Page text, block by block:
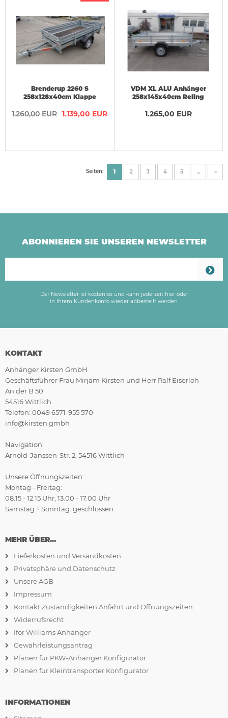
Brenderup 2260 S
258x128x40cm Klappe
1.260,00 EUR 1.139,00 EUR
VDM XL ALU Anhänger
258x145x40cm Reling
1.265,00 EUR
Seiten: 1 2 3 4 5 ... »
ABONNIEREN SIE UNSEREN NEWSLETTER
Der Newsletter ist kostenlos und kann jederzeit hier oder
in Ihrem Kundenkonto wieder abbestellt werden.
KONTAKT
Anhänger Kirsten GmbH
Geschäftsführer Frau Mirjam Kirsten und Herr Ralf Eiserloh
An der B 50
54516 Wittlich
Telefon: 0049 6571-955 570
info@kirsten.gmbh
Navigation:
Arnold-Janssen-Str. 2, 54516 Wittlich
Unsere Öffnungszeiten:
Montag - Freitag:
08.15 - 12.15 Uhr, 13.00 - 17.00 Uhr
Samstag + Sonntag: geschlossen
MEHR ÜBER...
Lieferkosten und Versandkosten
Privatsphäre und Datenschutz
Unsere AGB
Impressum
Kontakt Zuständigkeiten Anfahrt und Öffnungszeiten
Widerrufsrecht
Ifor Williams Anhänger
Gewährleistungsantrag
Planen für PKW-Anhänger Konfigurator
Planen für Kleintransporter Konfigurator
INFORMATIONEN